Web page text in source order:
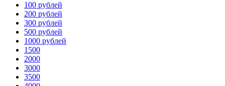
100 рублей
200 рублей
300 рублей
500 рублей
1000 рублей
1500
2000
3000
3500